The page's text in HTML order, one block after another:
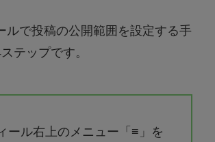
ルで投稿の公開範囲を設定する手
テップです。
ール右上のメニュー「≡」を